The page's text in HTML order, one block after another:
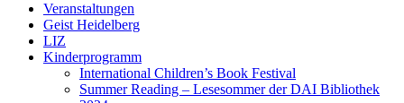
Veranstaltungen
Geist Heidelberg
LIZ
Kinderprogramm
International Children’s Book Festival
Summer Reading – Lesesommer der DAI Bibliothek